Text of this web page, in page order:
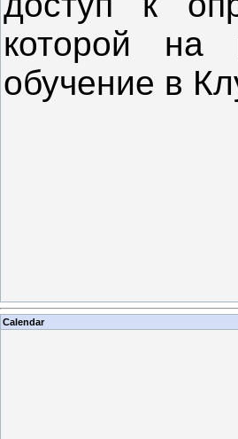
которой на
обучение в
Calendar